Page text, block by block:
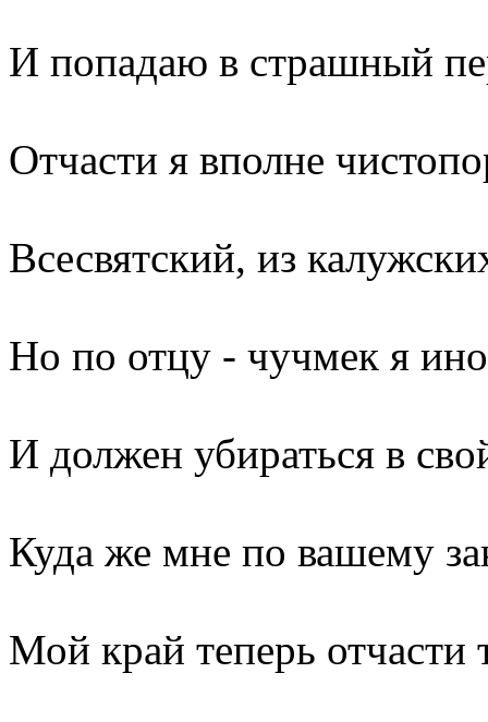
И попадаю в страшный
Отчасти я вполне
Всесвятский, из
Но по отцу - чучмек я
И должен убираться в
Куда же мне по вашему
Мой край теперь отчасти